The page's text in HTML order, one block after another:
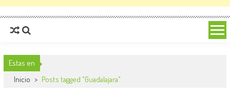
Estas en
Inicio > Posts tagged "Guadalajara"